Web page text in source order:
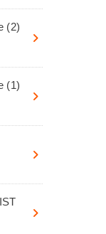
(2)
(1)